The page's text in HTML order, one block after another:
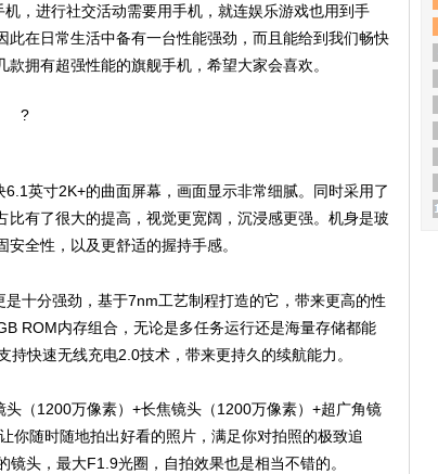
，进行社交活动需要用手机，就连娱乐游戏也用到手
在日常生活中备有一台性能强劲，而且能给到我们畅快
拥有超强性能的旗舰手机，希望大家会喜欢。
?
英寸2K+的曲面屏幕，画面显示非常细腻。同时采用了
有了很大的提高，视觉更宽阔，沉浸感更强。机身是玻
全性，以及更舒适的握持手感。
十分强劲，基于7nm工艺制程打造的它，带来更高的性
ROM内存组合，无论是多任务运行还是海量存储都能
快速无线充电2.0技术，带来更持久的续航能力。
（1200万像素）+长焦镜头（1200万像素）+超广角镜
你随时随地拍出好看的照片，满足你对拍照的极致追
头，最大F1.9光圈，自拍效果也是相当不错的。